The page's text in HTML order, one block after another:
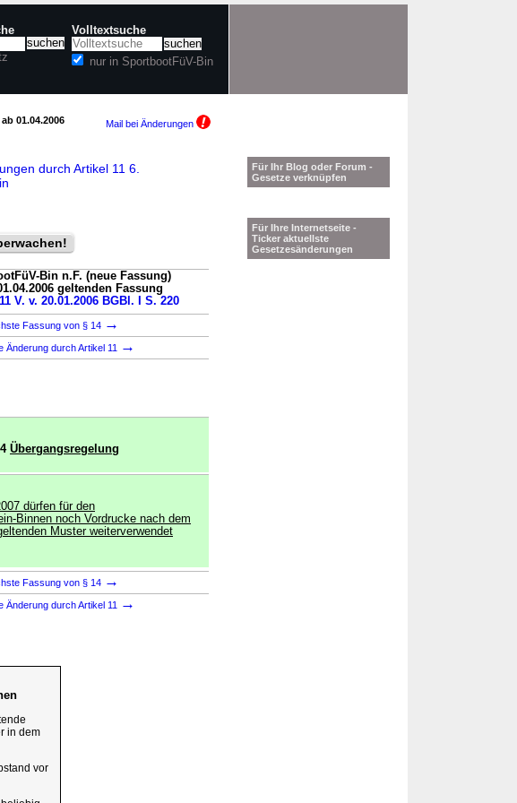
Volltextsuche
nur in SportbootFüV-Bin
01.04.2006 Mail bei Änderungen
durch Artikel 11 6.
Bin n.F. (neue Fassung)
geltenden Fassung
V. v. 20.01.2006 BGBl. I S. 220
Fassung von § 14 →
Änderung durch Artikel 11 →
Übergangsregelung
dürfen für den
Binnen noch Vordrucke nach dem
Muster weiterverwendet
Fassung von § 14 →
Änderung durch Artikel 11 →
in dem
vor
Für Ihr Blog oder Forum -
Gesetze verknüpfen
Für Ihre Internetseite -
Ticker aktuellste
Gesetzesänderungen